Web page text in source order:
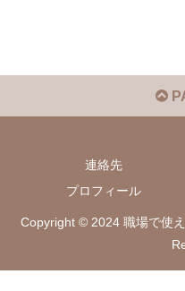
連絡先
プロフィール
Copyright © 2024 職場で使